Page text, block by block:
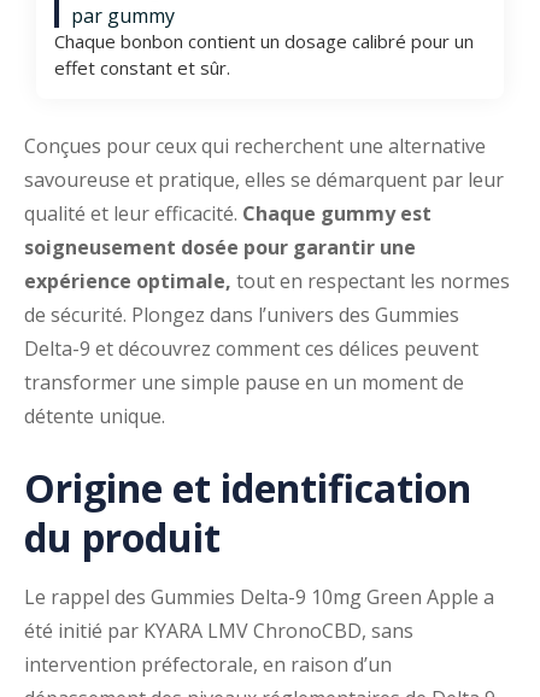
par gummy
Chaque bonbon contient un dosage calibré pour un
effet constant et sûr.
Conçues pour ceux qui recherchent une alternative
savoureuse et pratique, elles se démarquent par leur
qualité et leur efficacité. Chaque gummy est
soigneusement dosée pour garantir une
expérience optimale, tout en respectant les normes
de sécurité. Plongez dans l’univers des Gummies
Delta-9 et découvrez comment ces délices peuvent
transformer une simple pause en un moment de
détente unique.
Origine et identification
du produit
Le rappel des Gummies Delta-9 10mg Green Apple a
été initié par KYARA LMV ChronoCBD, sans
intervention préfectorale, en raison d’un